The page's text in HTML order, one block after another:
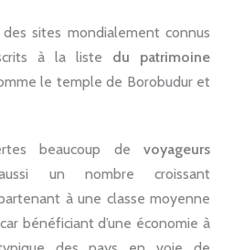
sites mondialement connus
à la liste du patrimoine
le temple de Borobudur et
beaucoup de voyageurs
un nombre croissant
à une classe moyenne
bénéficiant d’une économie à